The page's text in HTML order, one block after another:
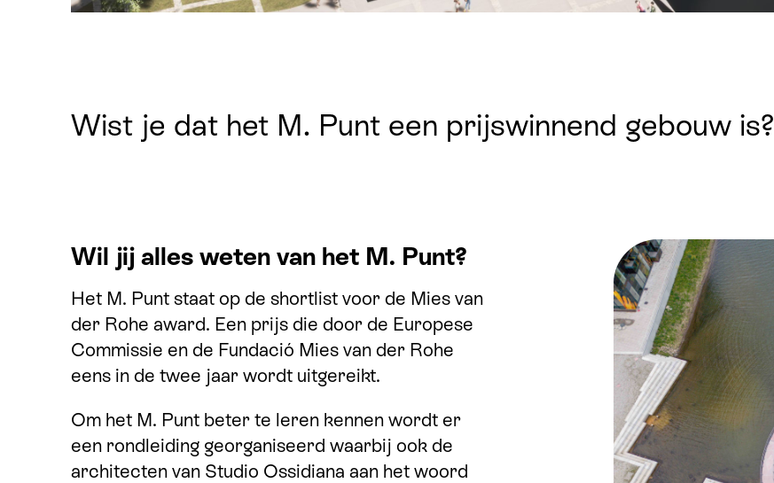
Wist je dat het M. Punt een prijswinnend gebouw is?
Wil jij alles weten van het M. Punt?
Het M. Punt staat op de shortlist voor de Mies van
der Rohe award. Een prijs die door de Europese
Commissie en de Fundació Mies van der Rohe
eens in de twee jaar wordt uitgereikt.
Om het M. Punt beter te leren kennen wordt er
een rondleiding georganiseerd waarbij ook de
architecten van Studio Ossidiana aan het woord